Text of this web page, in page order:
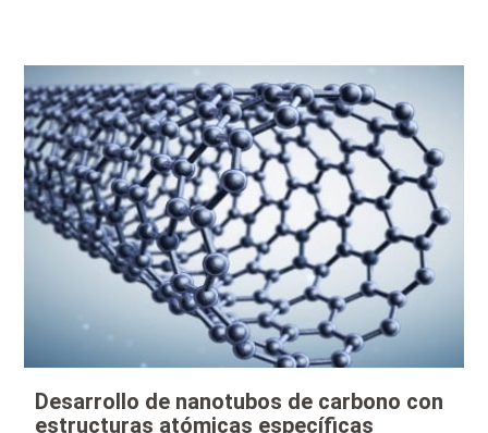
Desarrollo de nanotubos de carbono con
estructuras atómicas específicas